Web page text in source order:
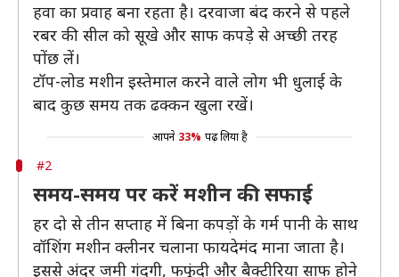
हवा का प्रवाह बना रहता है। दरवाजा बंद करने से पहले
रबर की सील को सूखे और साफ कपड़े से अच्छी तरह
पोंछ लें।
टॉप-लोड मशीन इस्तेमाल करने वाले लोग भी धुलाई के
बाद कुछ समय तक ढक्कन खुला रखें।
आपने 33% पढ़ लिया है
#2
समय-समय पर करें मशीन की सफाई
हर दो से तीन सप्ताह में बिना कपड़ों के गर्म पानी के साथ
वॉशिंग मशीन क्लीनर चलाना फायदेमंद माना जाता है।
इससे अंदर जमी गंदगी, फफूंदी और बैक्टीरिया साफ होने